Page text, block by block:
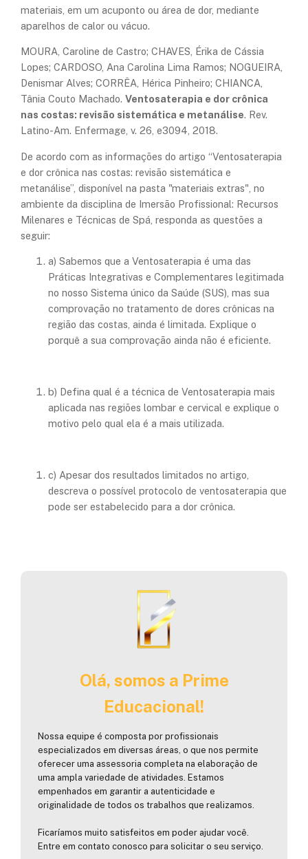
materiais, em um acuponto ou área de dor, mediante
aparelhos de calor ou vácuo.
MOURA, Caroline de Castro; CHAVES, Érika de Cássia
Lopes; CARDOSO, Ana Carolina Lima Ramos; NOGUEIRA,
Denismar Alves; CORRÊA, Hérica Pinheiro; CHIANCA,
Tânia Couto Machado. Ventosaterapia e dor crônica
nas costas: revisão sistemática e metanálise. Rev.
Latino-Am. Enfermage, v. 26, e3094, 2018.
De acordo com as informações do artigo “Ventosaterapia
e dor crônica nas costas: revisão sistemática e
metanálise”, disponível na pasta "materiais extras", no
ambiente da disciplina de Imersão Profissional: Recursos
Milenares e Técnicas de Spá, responda as questões a
seguir:
a) Sabemos que a Ventosaterapia é uma das
Práticas Integrativas e Complementares legitimada
no nosso Sistema único da Saúde (SUS), mas sua
comprovação no tratamento de dores crônicas na
região das costas, ainda é limitada. Explique o
porquê a sua comprovação ainda não é eficiente.
b) Defina qual é a técnica de Ventosaterapia mais
aplicada nas regiões lombar e cervical e explique o
motivo pelo qual ela é a mais utilizada.
c) Apesar dos resultados limitados no artigo,
descreva o possível protocolo de ventosaterapia que
pode ser estabelecido para a dor crônica.
Olá, somos a Prime
Educacional!
Nossa equipe é composta por profissionais
especializados em diversas áreas, o que nos permite
oferecer uma assessoria completa na elaboração de
uma ampla variedade de atividades. Estamos
empenhados em garantir a autenticidade e
originalidade de todos os trabalhos que realizamos.
Ficaríamos muito satisfeitos em poder ajudar você.
Entre em contato conosco para solicitar o seu serviço.